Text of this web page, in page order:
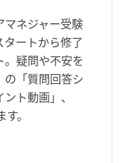
ネジャー受験
ートから修了
。疑問や不安を
「質問回答シ
ト動画」、
。